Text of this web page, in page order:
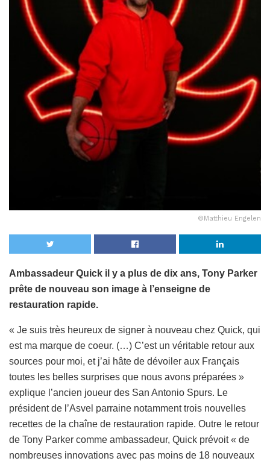
©Matthieu Engelen
Ambassadeur Quick il y a plus de dix ans, Tony Parker
prête de nouveau son image à l’enseigne de
restauration rapide.
« Je suis très heureux de signer à nouveau chez Quick, qui
est ma marque de coeur. (…) C’est un véritable retour aux
sources pour moi, et j’ai hâte de dévoiler aux Français
toutes les belles surprises que nous avons préparées »
explique l’ancien joueur des San Antonio Spurs. Le
président de l’Asvel parraine notamment trois nouvelles
recettes de la chaîne de restauration rapide. Outre le retour
de Tony Parker comme ambassadeur, Quick prévoit « de
nombreuses innovations avec pas moins de 18 nouveaux